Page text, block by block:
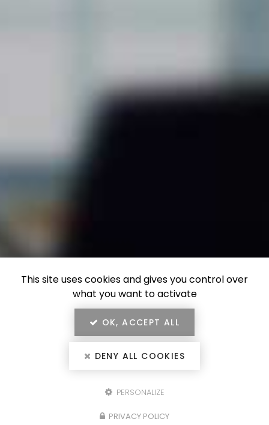
Configurez votre
This site uses cookies and gives you control over
what you want to activate
OK, ACCEPT ALL
DENY ALL COOKIES
PERSONALIZE
PRIVACY POLICY